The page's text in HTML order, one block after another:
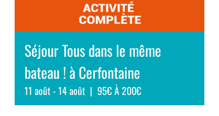
Séjour Tous dans le même
bateau ! à Cerfontaine
11 août-14 août | 95€ À 200€